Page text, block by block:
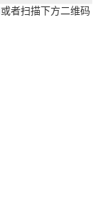
或者扫描下方二维码